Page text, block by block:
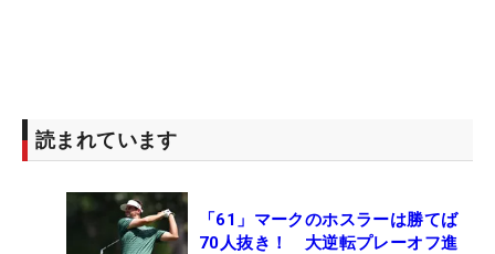
読まれています
「61」マークのホスラーは勝てば
70人抜き！ 大逆転プレーオフ進